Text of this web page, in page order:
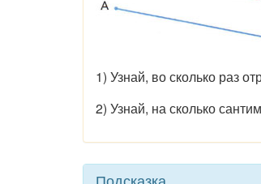
1) Узнай, во сколько раз
2) Узнай, на сколько